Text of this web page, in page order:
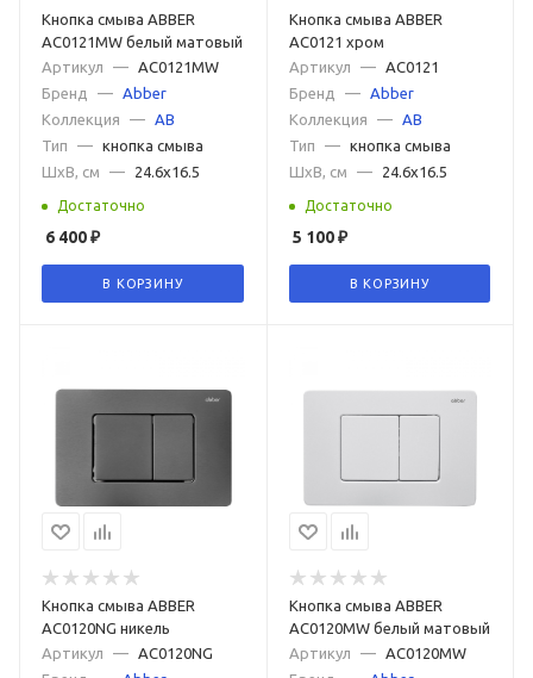
Кнопка смыва ABBER
AC0121MW белый матовый
Артикул
—
AC0121MW
Бренд
—
Abber
Коллекция
—
AB
Тип
— кнопка смыва
ШxВ, см
— 24.6x16.5
Достаточно
6 400₽
В КОРЗИНУ
Кнопка смыва ABBER
AC0121 хром
Артикул
—
AC0121
Бренд
—
Abber
Коллекция
—
AB
Тип
—
кнопка смыва
ШxВ, см
— 24.6x16.5
Достаточно
5 100₽
В КОРЗИНУ
Кнопка смыва ABBER
AC0120NG никель
Артикул
— AC0120NG
Кнопка смыва ABBER
AC0120MW белый матовый
Артикул
—
AC0120MW